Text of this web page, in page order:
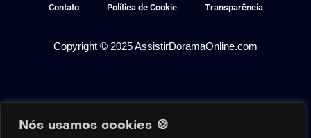
Nós usamos cookies 🍪
Contato Política de Cookie Transparência
Copyright © 2025 AssistirDoramaOnline.com